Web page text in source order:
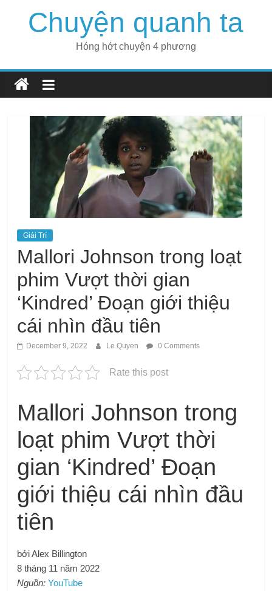
Chuyện quanh ta
Hóng hớt chuyện 4 phương
Giải Trí
Mallori Johnson trong loạt
phim Vượt thời gian
‘Kindred’ Đoạn giới thiệu
cái nhìn đầu tiên
December 9, 2022 Le Quyen 0 Comments
Rate this post
Mallori Johnson trong
loạt phim Vượt thời
gian ‘Kindred’ Đoạn
giới thiệu cái nhìn đầu
tiên
bởi Alex Billington
8 tháng 11 năm 2022
Nguồn: YouTube